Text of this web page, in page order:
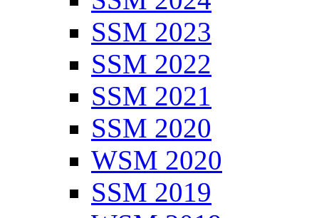
SSM 2023
SSM 2022
SSM 2021
SSM 2020
WSM 2020
SSM 2019